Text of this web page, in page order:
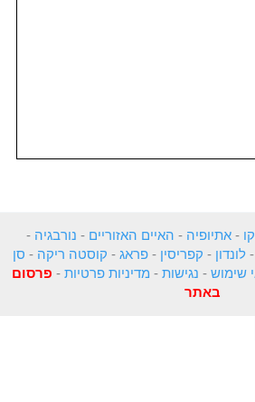
- אתיופיה - האיים האזוריים - נורבגיה -
-לונדון - קפריסין -פראג - קוסטה ריקה - סן
שימוש - נגישות - מדיניות פרטיות - פרסום
באתר